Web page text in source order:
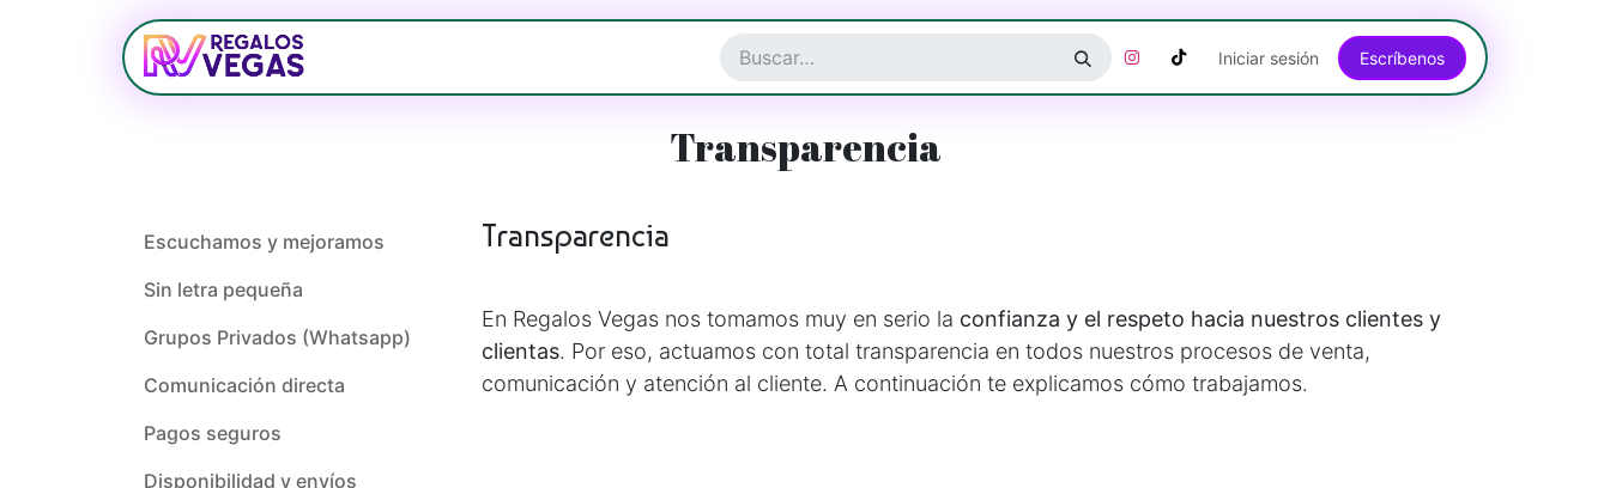
Joyería Iniciar sesión Escríbenos​​​​​​​​​​​​​​​​
Transparencia
Escuchamos y mejoramos
Sin letra pequeña
Grupos Privados (Whatsapp)
Comunicación directa
Pagos seguros
Disponibilidad y envíos
Transparencia
En Regalos Vegas nos tomamos muy en serio la confianza y el respeto hacia nuestros clientes y
clientas. Por eso, actuamos con total transparencia en todos nuestros procesos de venta,
comunicación y atención al cliente. A continuación te explicamos cómo trabajamos.